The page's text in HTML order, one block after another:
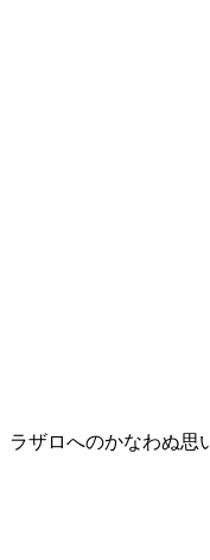
ザロへのかなわぬ